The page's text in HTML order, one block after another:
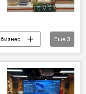
бизнес
Еще 3